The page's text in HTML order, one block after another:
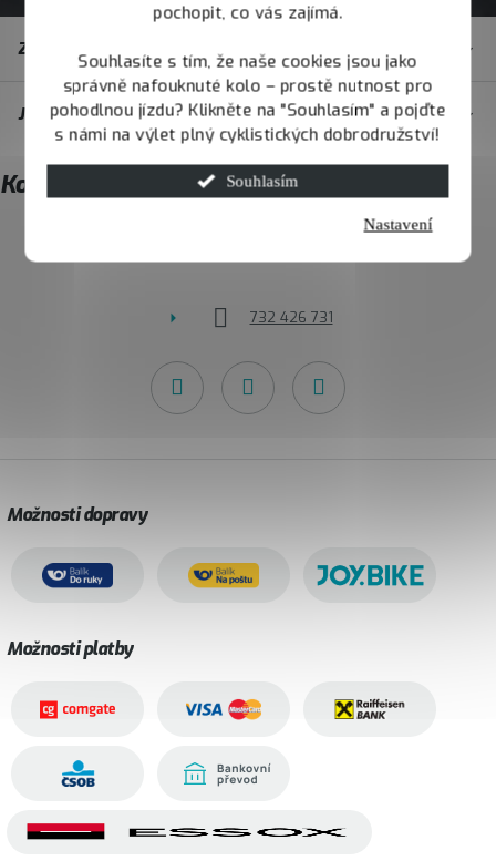
pochopit, co vás zajímá.
Souhlasíte s tím, že naše cookies jsou jako
správně nafouknuté kolo – prostě nutnost pro
pohodlnou jízdu? Klikněte na "Souhlasím" a pojďte
s námi na výlet plný cyklistických dobrodružství!
Souhlasím
Nastavení
t
í
Zákaznický servis
JOY.BIKE
Kontakt
732 426 731
Možnosti dopravy
Možnosti platby